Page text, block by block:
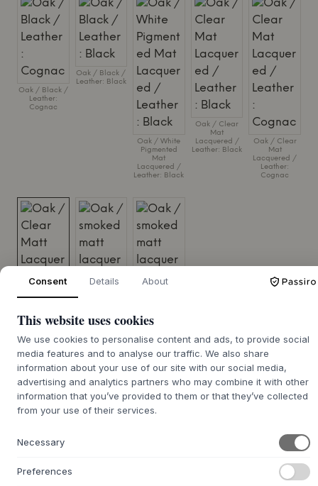
Oak / Black /
Leather:
Cognac
Oak / Black /
Leather: Black
Oak / White
Pigmented
Mat
Lacquered /
Leather: Black
Oak / Clear
Mat
Lacquered /
Leather: Black
Oak / Clear
Mat
Lacquered /
Leather:
Cognac
Matt Lacquer
/ Steelcut Trio,
col. 0213
Oak / smoked
matt
lacquered /
Leather: Black
L1000
matt
lacquered /
Leather:
Cognac
ROZMIAR:L53 × W58 × H74 X SH46 CM
Consent Details About
This website uses cookies
We use cookies to personalise content and ads, to provide social
media features and to analyse our traffic. We also share
information about your use of our site with our social media,
advertising and analytics partners who may combine it with other
information that you’ve provided to them or that they’ve collected
from your use of their services.
Necessary
Preferences